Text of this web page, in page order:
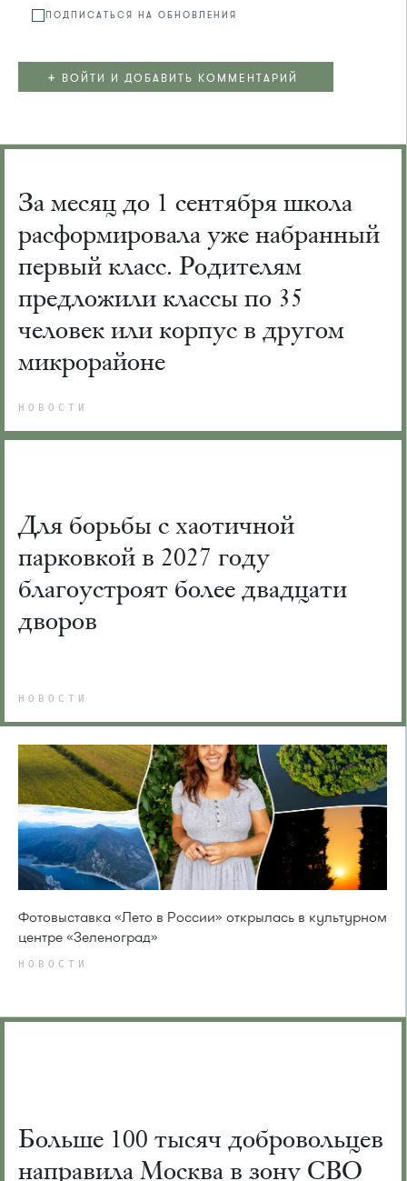
ПОДПИСАТЬСЯ НА ОБНОВЛЕНИЯ
+ ВОЙТИ И ДОБАВИТЬ КОММЕНТАРИЙ
За месяц до 1 сентября школа
расформировала уже набранный
первый класс. Родителям
предложили классы по 35
человек или корпус в другом
микрорайоне
НОВОСТИ
Для борьбы с хаотичной
парковкой в 2027 году
благоустроят более двадцати
дворов
НОВОСТИ
Фотовыставка «Лето в России» открылась в культурном
центре «Зеленоград»
НОВОСТИ
Больше 100 тысяч добровольцев
направила Москва в зону СВО